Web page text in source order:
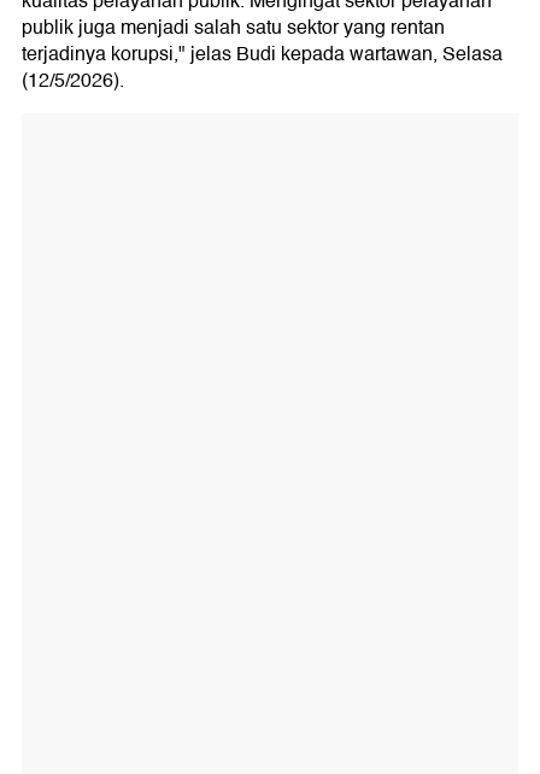
publik juga menjadi salah satu sektor yang rentan
terjadinya korupsi," jelas Budi kepada wartawan, Selasa
(12/5/2026).